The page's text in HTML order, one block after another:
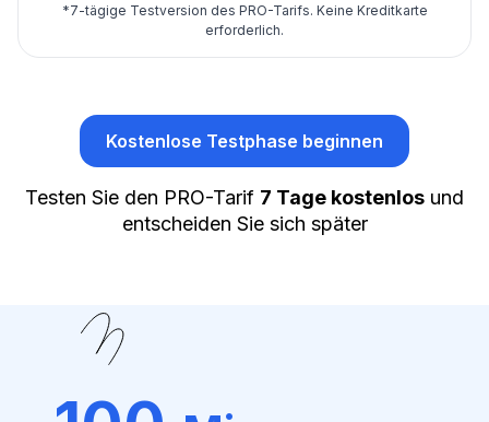
*7-tägige Testversion des PRO-Tarifs. Keine Kreditkarte
erforderlich.
Kostenlose Testphase beginnen
Testen Sie den PRO-Tarif 7 Tage kostenlos und
entscheiden Sie sich später